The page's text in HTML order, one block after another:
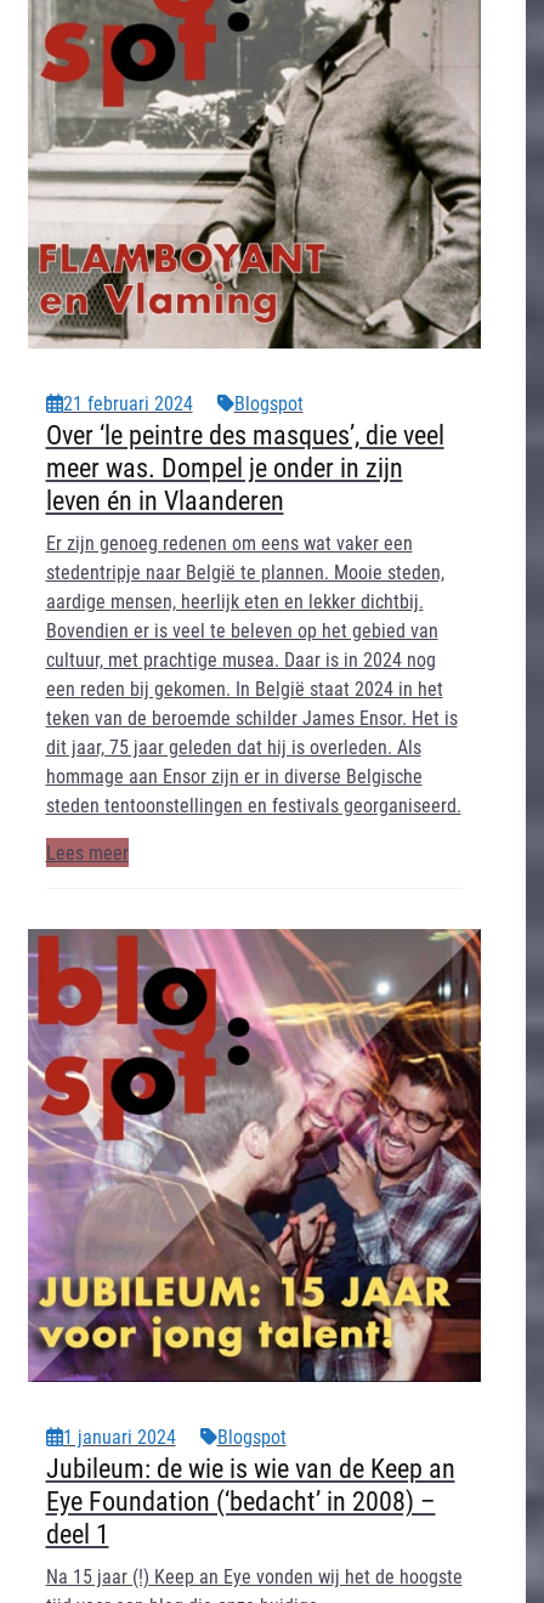
21 februari 2024 Blogspot
Over ‘le peintre des masques’, die veel
meer was. Dompel je onder in zijn
leven én in Vlaanderen
Er zijn genoeg redenen om eens wat vaker een
stedentripje naar België te plannen. Mooie steden,
aardige mensen, heerlijk eten en lekker dichtbij.
Bovendien er is veel te beleven op het gebied van
cultuur, met prachtige musea. Daar is in 2024 nog
een reden bij gekomen. In België staat 2024 in het
teken van de beroemde schilder James Ensor. Het is
dit jaar, 75 jaar geleden dat hij is overleden. Als
hommage aan Ensor zijn er in diverse Belgische
steden tentoonstellingen en festivals georganiseerd.
Lees meer
1 januari 2024 Blogspot
Jubileum: de wie is wie van de Keep an
Eye Foundation (‘bedacht’ in 2008) –
deel 1
Na 15 jaar (!) Keep an Eye vonden wij het de hoogste